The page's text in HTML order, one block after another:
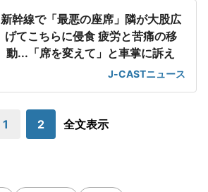
新幹線で「最悪の座席」隣が大股広
げてこちらに侵食 疲労と苦痛の移
動...「席を変えて」と車掌に訴え
J-CASTニュース
1 2 全文表示